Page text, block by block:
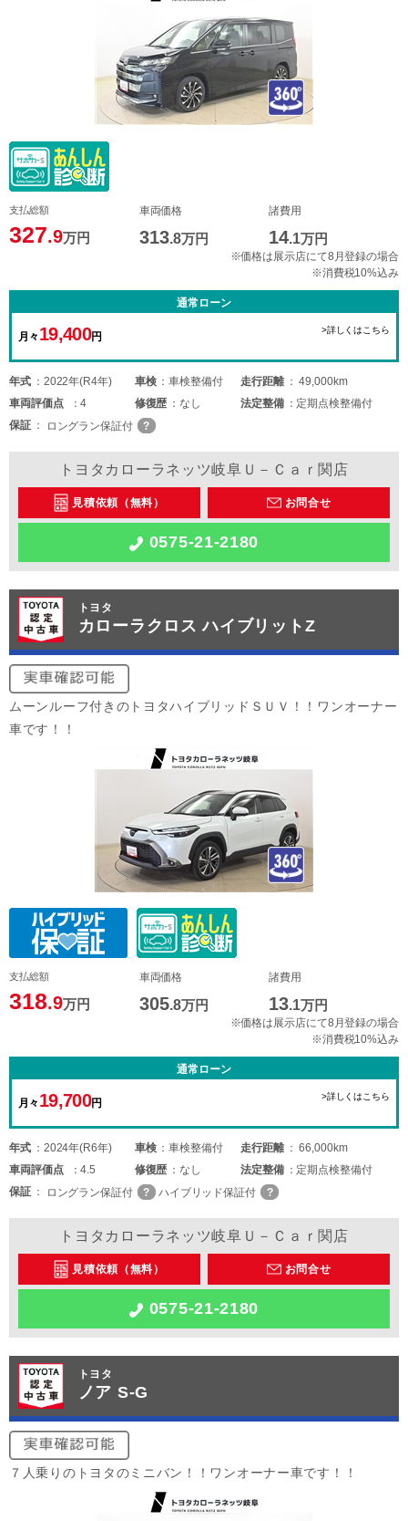
支払総額
327.9万円
車両価格
313.8万円
諸費用
14.1万円
※価格は展示店にて8月登録の場合
※消費税10%込み
通常ローン
月々 19,400円
>詳しくはこちら
年式 2022年(R4年) 車検 車検整備付 走行距離
49,000km
車両評価点 4 修復歴 なし 法定整備
定期点検整備付
保証
ロングラン保証付
トヨタカローラネッツ岐阜Ｕ－Ｃａｒ関店
見積依頼（無料） お問合せ
0575-21-2180
トヨタ
カローラクロス ハイブリットZ
ムーンルーフ付きのトヨタハイブリッドＳＵＶ！！ワンオーナー
車です！！
支払総額
318.9万円
車両価格
305.8万円
諸費用
13.1万円
※価格は展示店にて8月登録の場合
※消費税10%込み
通常ローン
月々 19,700円
>詳しくはこちら
年式 2024年(R6年) 車検 車検整備付 走行距離
66,000km
車両評価点 4.5 修復歴 なし 法定整備
定期点検整備付
保証
ロングラン保証付 ハイブリッド保証付
トヨタカローラネッツ岐阜Ｕ－Ｃａｒ関店
見積依頼（無料） お問合せ
0575-21-2180
トヨタ
ノア S-G
７人乗りのトヨタのミニバン！！ワンオーナー車です！！